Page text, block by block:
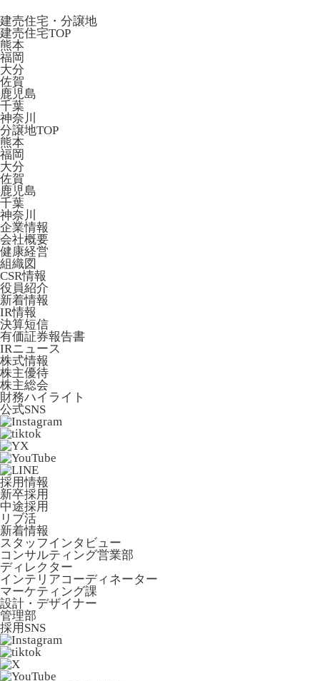
建売住宅・分譲地
建売住宅TOP
熊本
福岡
大分
佐賀
鹿児島
千葉
神奈川
分譲地TOP
熊本
福岡
大分
佐賀
鹿児島
千葉
神奈川
企業情報
会社概要
健康経営
組織図
CSR情報
役員紹介
新着情報
IR情報
決算短信
有価証券報告書
IRニュース
株式情報
株主優待
株主総会
財務ハイライト
公式SNS
採用情報
新卒採用
中途採用
リブ活
新着情報
スタッフインタビュー
コンサルティング営業部
ディレクター
インテリアコーディネーター
マーケティング課
設計・デザイナー
管理部
採用SNS